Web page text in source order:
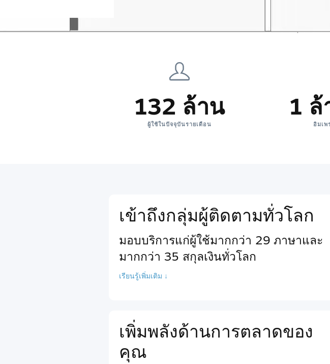
132 ล้าน
ผู้ใช้ในปัจจุบันรายเดือน
1
อิมเพ
เข้าถึงกลุ่มผู้ติดตามทั่วโลก
มอบบริการแก่ผู้ใช้มากกว่า 29 ภาษาและ
มากกว่า 35 สกุลเงินทั่วโลก
เรียนรู้เพิ่มเติม ↓
เพิ่มพลังด้านการตลาดของ
คุณ